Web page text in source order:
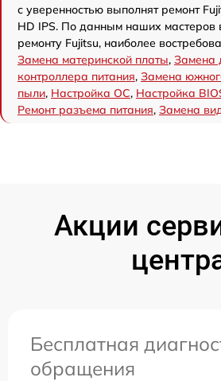
с уверенностью выполнят ремонт
HD IPS. По данным наших мастеров
ремонту Fujitsu, наиболее
Замена материнской платы, Замена
контроллера питания, Замена
пыли, Настройка ОС, Настройка
Ремонт разъема питания, Замена
Акции
Бесплатная
обращения